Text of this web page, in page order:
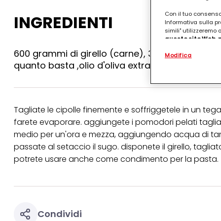
INGREDIENTI
600 grammi di girello (carne), 3 cipolle
quanto basta ,olio d'oliva extravergine
Tagliate le cipolle finemente e soffriggetele in un
farete evaporare. aggiungete i pomodori pelati
medio per un'ora e mezza, aggiungendo acqua di
passate al setaccio il sugo. disponete il girello,
potrete usare anche come condimento per la pasta.
Condividi
Con il tuo
Informativa sulla
simili" utilizzeremo
questo sito
.
(rispettivamente
terzi, conservare
identificati) su
Puoi trovare
collegata nel piè di
qualsiasi momento
collegata nel piè di
periodo di
"modifica" di seguito".
Modifica